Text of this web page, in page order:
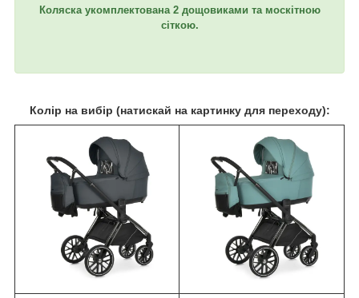
Коляска укомплектована 2 дощовиками та москітною
сіткою.
Колір на вибір (натискай на картинку для переходу):